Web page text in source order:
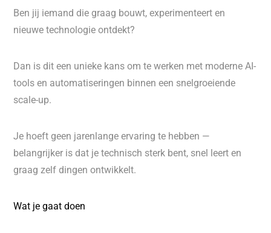
Ben jij iemand die graag bouwt, experimenteert en
nieuwe technologie ontdekt?
Dan is dit een unieke kans om te werken met moderne AI-
tools en automatiseringen binnen een snelgroeiende
scale-up.
Je hoeft geen jarenlange ervaring te hebben —
belangrijker is dat je technisch sterk bent, snel leert en
graag zelf dingen ontwikkelt.
Wat je gaat doen